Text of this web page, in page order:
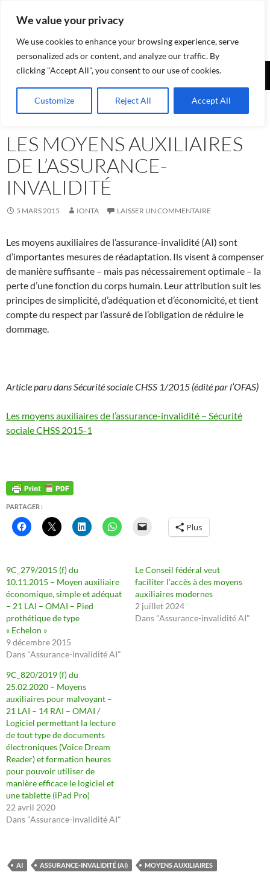
We value your privacy
We use cookies to enhance your browsing experience, serve
personalized ads or content, and analyze our traffic. By
clicking "Accept All", you consent to our use of cookies.
Customize Reject All Accept All
Assurances-sociales.info
Recherche
LES MOYENS AUXILIAIRES
DE L’ASSURANCE-
INVALIDITÉ
5 MARS 2015 IONTA LAISSER UN COMMENTAIRE
Les moyens auxiliaires de l’assurance-invalidité (AI) sont
d’importantes mesures de réadaptation. Ils visent à compenser
de manière suffisante – mais pas nécessairement optimale – la
perte d’une fonction du corps humain. Leur attribution suit les
principes de simplicité, d’adéquation et d’économicité, et tient
compte du respect par l’assuré de l’obligation de réduire le
dommage.
Article paru dans Sécurité sociale CHSS 1/2015 (édité par l’OFAS)
Les moyens auxiliaires de l’assurance-invalidité – Sécurité
sociale CHSS 2015-1
PARTAGER :
Plus
9C_279/2015 (f) du
10.11.2015 – Moyen auxiliaire
économique, simple et adéquat
– 21 LAI – OMAI – Pied
prothétique de type
« Echelon »
9 décembre 2015
Dans "Assurance-invalidité AI"
Le Conseil fédéral veut
faciliter l’accès à des moyens
auxiliaires modernes
2 juillet 2024
Dans "Assurance-invalidité AI"
9C_820/2019 (f) du
25.02.2020 – Moyens
auxiliaires pour malvoyant –
21 LAI – 14 RAI – OMAI /
Logiciel permettant la lecture
de tout type de documents
électroniques (Voice Dream
Reader) et formation heures
pour pouvoir utiliser de
manière efficace le logiciel et
une tablette (iPad Pro)
22 avril 2020
Dans "Assurance-invalidité AI"
AI ASSURANCE-INVALIDITÉ (AI) MOYENS AUXILIAIRES